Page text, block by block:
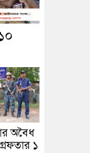
অবৈধ
১